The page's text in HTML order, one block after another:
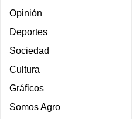
Opinión
Deportes
Sociedad
Cultura
Gráficos
Somos Agro